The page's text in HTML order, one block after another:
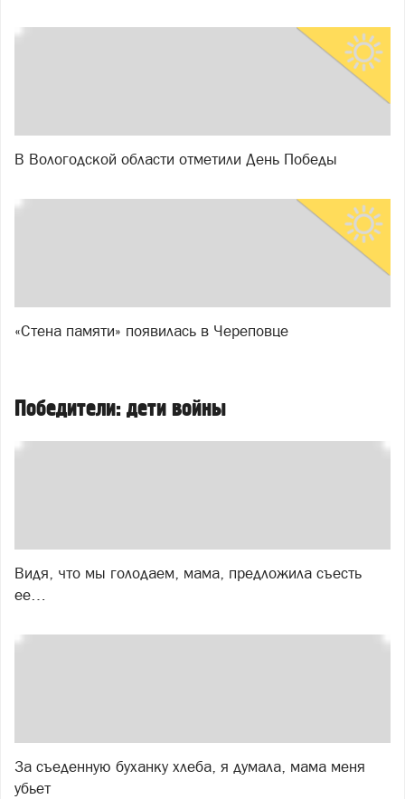
В Вологодской области отметили День Победы
«Стена памяти» появилась в Череповце
Победители: дети войны
Видя, что мы голодаем, мама, предложила съесть
ее…
За съеденную буханку хлеба, я думала, мама меня
убьет